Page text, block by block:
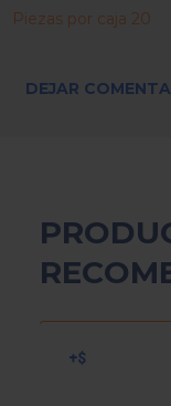
Piezas por caja 20
DEJAR